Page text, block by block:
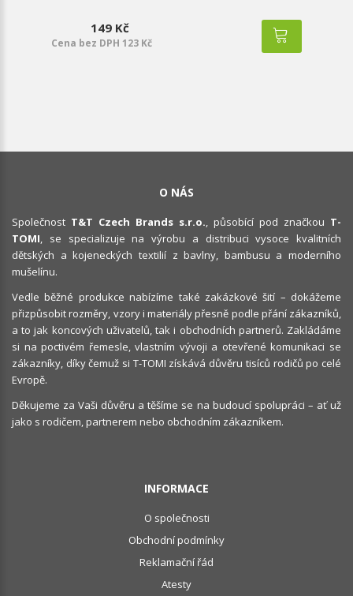
149 Kč
Cena bez DPH 123 Kč
O NÁS
Společnost T&T Czech Brands s.r.o. , působící pod značkou T-
TOMI , se specializuje na výrobu a distribuci vysoce kvalitních
dětských a kojeneckých textilií z bavlny, bambusu a moderního
mušelínu.
Vedle běžné produkce nabízíme také zakázkové šití – dokážeme
přizpůsobit rozměry, vzory i materiály přesně podle přání zákazníků,
a to jak koncových uživatelů, tak i obchodních partnerů. Zakládáme
si na poctivém řemesle, vlastním vývoji a otevřené komunikaci se
zákazníky, díky čemuž si T-TOMI získává důvěru tisíců rodičů po celé
Evropě.
Děkujeme za Vaši důvěru a těšíme se na budoucí spolupráci – ať už
jako s rodičem, partnerem nebo obchodním zákazníkem.
INFORMACE
O společnosti
Obchodní podmínky
Reklamační řád
Atesty